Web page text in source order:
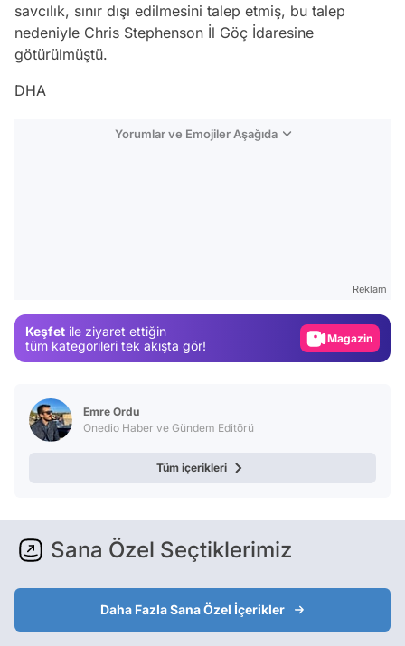
savcılık, sınır dışı edilmesini talep etmiş, bu talep
nedeniyle Chris Stephenson İl Göç İdaresine
götürülmüştü.
DHA
Yorumlar ve Emojiler Aşağıda
Reklam
Keşfet ile ziyaret ettiğin
tüm kategorileri tek akışta gör!
Magazin
Emre Ordu
Onedio Haber ve Gündem Editörü
Tüm içerikleri
Sana Özel Seçtiklerimiz
Daha Fazla Sana Özel İçerikler